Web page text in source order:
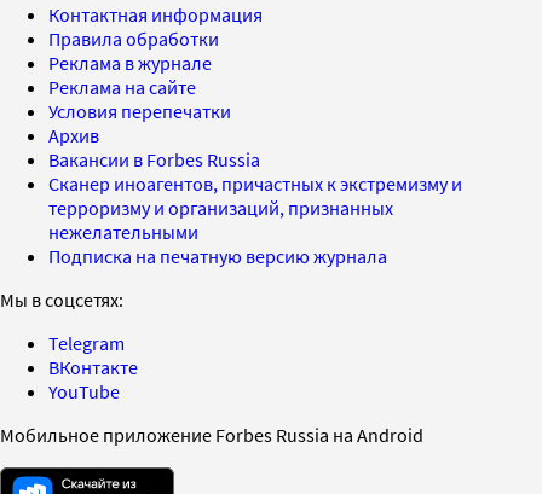
Контактная информация
Правила обработки
Реклама в журнале
Реклама на сайте
Условия перепечатки
Архив
Вакансии в Forbes Russia
Сканер иноагентов, причастных к экстремизму и
терроризму и организаций, признанных
нежелательными
Подписка на печатную версию журнала
Мы в соцсетях:
Telegram
ВКонтакте
YouTube
Мобильное приложение Forbes Russia на Android